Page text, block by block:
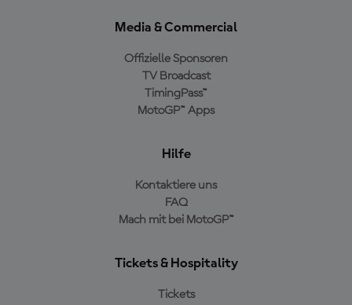
Media & Commercial
Offizielle Sponsoren
TV Broadcast
TimingPass™
MotoGP™ Apps
Hilfe
Kontaktiere uns
FAQ
Mach mit bei MotoGP™
Tickets & Hospitality
Tickets